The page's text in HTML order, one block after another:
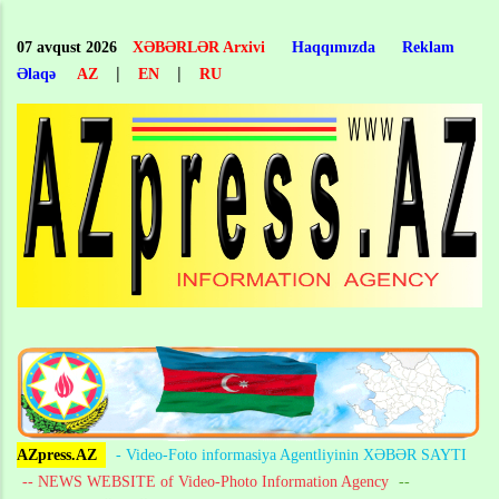
main
content
07 avqust 2026 XƏBƏRLƏR Arxivi Haqqımızda
Reklam
Əlaqə
AZ | EN | RU
AZpress.AZ
- Video-Foto informasiya Agentliyinin XƏBƏR SAYTI
-- NEWS WEBSITE of Video-Photo Information Agency --